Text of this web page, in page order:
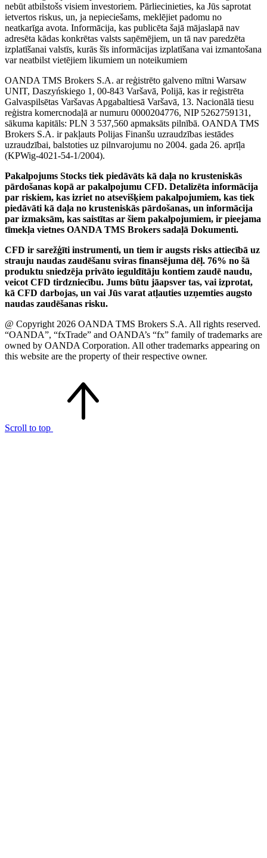
nebūt atbilstošs visiem investoriem. Pārliecinieties, ka Jūs saprotat
ietvertos riskus, un, ja nepieciešams, meklējiet padomu no
neatkarīga avota. Informācija, kas publicēta šajā mājaslapā nav
adresēta kādas konkrētas valsts saņēmējiem, un tā nav paredzēta
izplatīšanai valstīs, kurās šīs informācijas izplatīšana vai izmantošana
var neatbilst vietējiem likumiem un noteikumiem
OANDA TMS Brokers S.A. ar reģistrēto galveno mītni Warsaw
UNIT, Daszyńskiego 1, 00-843 Varšavā, Polijā, kas ir reģistrēta
Galvaspilsētas Varšavas Apgabaltiesā Varšavā, 13. Nacionālā tiesu
reģistra komercnodaļā ar numuru 0000204776, NIP 5262759131,
sākuma kapitāls: PLN 3 537,560 apmaksāts pilnībā. OANDA TMS
Brokers S.A. ir pakļauts Polijas Finanšu uzraudzības iestādes
uzraudzībai, balstoties uz pilnvarojumu no 2004. gada 26. aprīļa
(KPWig-4021-54-1/2004).
Pakalpojums Stocks tiek piedāvāts kā daļa no krusteniskās
pārdošanas kopā ar pakalpojumu CFD. Detalizēta informācija
par riskiem, kas izriet no atsevišķiem pakalpojumiem, kas tiek
piedāvāti kā daļa no krusteniskās pārdošanas, un informācija
par izmaksām, kas saistītas ar šiem pakalpojumiem, ir pieejama
tīmekļa vietnes OANDA TMS Brokers sadaļā Dokumenti.
CFD ir sarežģīti instrumenti, un tiem ir augsts risks attiecībā uz
strauju naudas zaudēšanu sviras finansējuma dēļ. 76% no šā
produktu sniedzēja privāto ieguldītāju kontiem zaudē naudu,
veicot CFD tirdzniecību. Jums būtu jāapsver tas, vai izprotat,
kā CFD darbojas, un vai Jūs varat atļauties uzņemties augsto
naudas zaudēšanas risku.
@ Copyright 2026 OANDA TMS Brokers S.A. All rights reserved.
“OANDA”, “fxTrade” and OANDA’s “fx” family of trademarks are
owned by OANDA Corporation. All other trademarks appearing on
this website are the property of their respective owner.
Scroll to top